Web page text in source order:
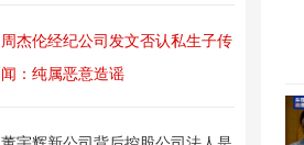
周杰伦经纪公司发文否认私生子传
闻：纯属恶意造谣